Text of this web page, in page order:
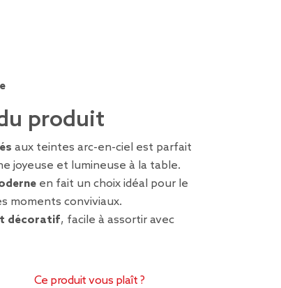
produit
aux teintes arc-en-ciel est parfait
joyeuse et lumineuse à la table.
en fait un choix idéal pour le
moments conviviaux.
décoratif, facile à assortir avec
Ce produit vous plaît ?